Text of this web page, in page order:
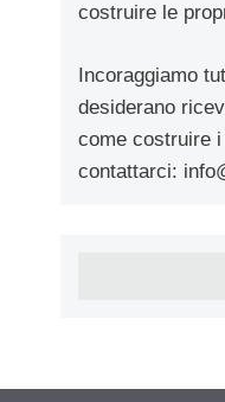
costruire le
Incoraggiamo
desiderano
come costruire
contattarci: